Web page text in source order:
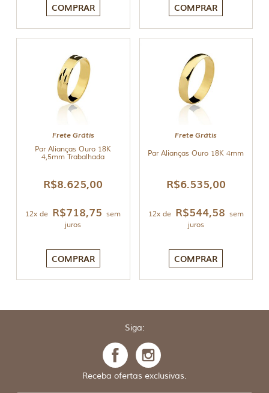
COMPRAR COMPRAR
Frete Grátis
Par Alianças Ouro 18K
4,5mm Trabalhada
R$8.625,00
12x de R$718,75 sem
juros
COMPRAR
Frete Grátis
Par Alianças Ouro 18K 4mm
R$6.535,00
12x de R$544,58 sem
juros
COMPRAR
Siga:
Receba ofertas exclusivas.